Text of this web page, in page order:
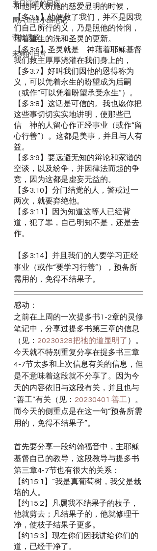
主日证道的回应
周六查经小组笔记
带娃读经
宋典的日常
和他向人所施的慈爱显明的时候，
【多3:5】他便救了我们，并不是因我
们自己所行的义，乃是照他的怜悯，
藉着重生的洗和圣灵的更新。
【多3:6】圣灵就是　神藉着耶稣基督
我们救主厚厚浇灌在我们身上的，
【多3:7】好叫我们因他的恩得称为
义，可以凭着永生的盼望成为后嗣
（或作“可以凭着盼望承受永生”）。
【多3:8】这话是可信的。我也愿你把
这些事切切实实地讲明，使那些已
信　神的人留心作正经事业（或作“留
心行善”）。这都是美事，并且与人有
益。
【多3:9】要远避无知的辩论和家谱的
空谈，以及纷争，并因律法而起的争
竞，因为这都是虚妄无益的。
【多3:10】分门结党的人，警戒过一
两次，就要弃绝他。
【多3:11】因为知道这等人已经背
道，犯了罪，自己明知不是，还是去
作。
【多3:14】并且我们的人要学习正经
事业（或作“要学习行善”），预备所
需用的，免得不结果子。
感动：
之前在上周的一次提多书1-2章的灵修
笔记中，分享过提多书第三章的信息
（见： 20230328把祂的道显明了 ）。
今天就不特别重复分享在提多书三章
4-7节太多和上次信息有关的信息，但
是不意味着这段就不分享了。因为今
天的内容依旧与这段有关，并且也与
“善工”有关（见： 20230401 善工
）。
而今天的侧重点是在这一句“预备所需
用的，免得不结果子”。
首先要分享一段约翰福音中，主耶稣
基督自己的教导，这段教导与提多书
第三章4-7节也有很大的关系：
【约15:1】“我是真葡萄树，我父是栽
培的人。
【约15:2】凡属我不结果子的枝子，
他就剪去；凡结果子的，他就修理干
净，使枝子结果子更多。
【约15:3】现在你们因我讲给你们的
道，已经干净了。